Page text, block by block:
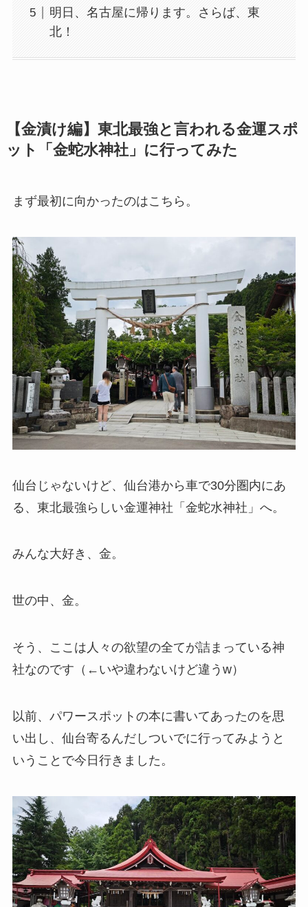
明日、名古屋に帰ります。さらば、東
北！
【金漬け編】東北最強と言われる金運スポ
ット「金蛇水神社」に行ってみた
まず最初に向かったのはこちら。
仙台じゃないけど、仙台港から車で30分圏内にあ
る、東北最強らしい金運神社「金蛇水神社」へ。
みんな大好き、金。
世の中、金。
そう、ここは人々の欲望の全てが詰まっている神
社なのです（←いや違わないけど違うw）
以前、パワースポットの本に書いてあったのを思
い出し、仙台寄るんだしついでに行ってみようと
いうことで今日行きました。